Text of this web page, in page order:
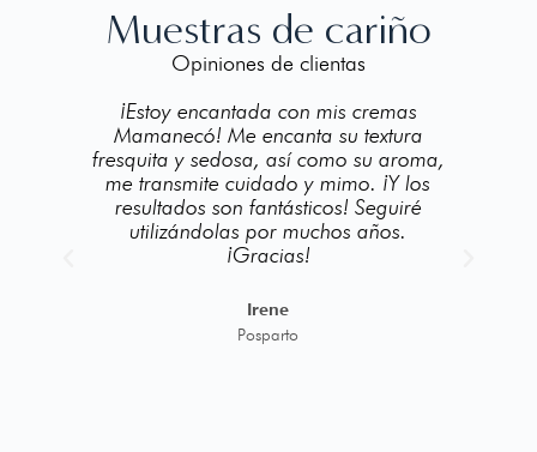
Muestras de cariño
Opiniones de clientas
¡Estoy encantada con mis cremas
Mamanecó! Me encanta su textura
fresquita y sedosa, así como su aroma,
me transmite cuidado y mimo. ¡Y los
resultados son fantásticos! Seguiré
utilizándolas por muchos años.
¡Gracias!
Irene
Posparto